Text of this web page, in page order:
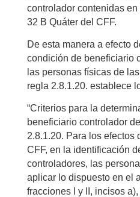
controlador contenidas
32 B Quáter del CFF.
De esta manera a efecto
condición de beneficiario
las personas físicas de
regla 2.8.1.20. establece
“Criterios para la
beneficiario controlador
2.8.1.20. Para los efectos
CFF, en la identificación
controladores, las
aplicar lo dispuesto en el
fracciones I y II, incisos